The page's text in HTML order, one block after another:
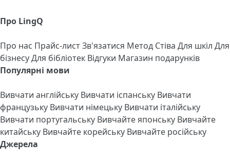
Про LingQ
Про нас Прайс-листЗв'язатися Метод Стіва Для шкіл Для
бізнесуДля бібліотек Відгуки Магазин подарунків
Популярні мови
Вивчати англійську Вивчати іспанську Вивчати
французьку Вивчати німецьку Вивчати італійську
Вивчати португальську Вивчайте японську Вивчайте
китайську Вивчайте корейську Вивчайте російську
Джерела